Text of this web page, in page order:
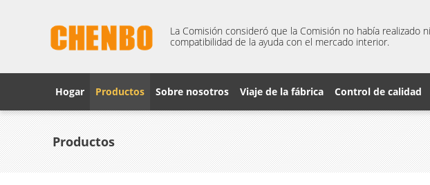
La Comisión consideró que la Comisión no había realizado
compatibilidad de la ayuda con el mercado interior.
Hogar Productos Sobre nosotros Viaje de la fábrica Control de calidad
Productos